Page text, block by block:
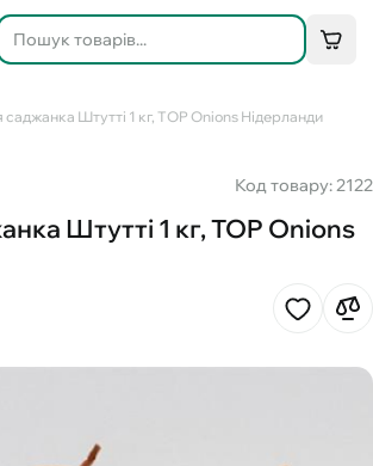
Штутті 1 кг, TOP Onions Нідерланди
Код товару: 2122
Штутті 1 кг, TOP Onions